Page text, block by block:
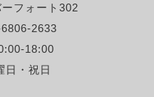
フォート302
2633
18:00
日・祝日